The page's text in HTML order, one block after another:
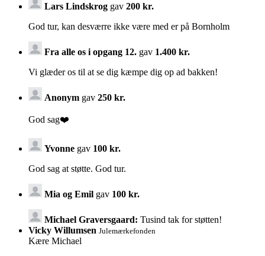
Lars Lindskrog gav 200 kr.
God tur, kan desværre ikke være med er på Bornholm
Fra alle os i opgang 12. gav 1.400 kr.
Vi glæder os til at se dig kæmpe dig op ad bakken!
Anonym gav 250 kr.
God sag❤️
Yvonne gav 100 kr.
God sag at støtte. God tur.
Mia og Emil gav 100 kr.
Michael Graversgaard: Tusind tak for støtten!
Vicky Willumsen Julemærkefonden
Kære Michael